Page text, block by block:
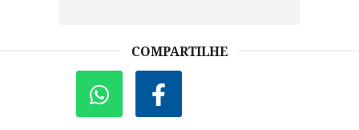
COMPARTILHE